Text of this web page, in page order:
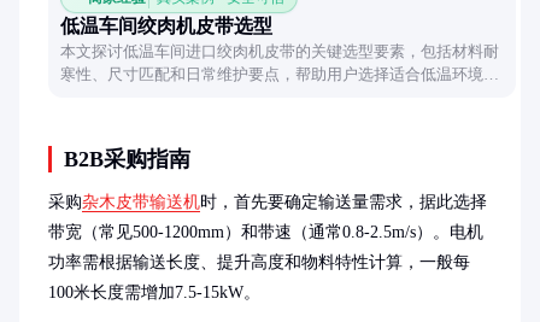
低温车间绞肉机皮带选型
本文探讨低温车间进口绞肉机皮带的关键选型要素，包括材料耐
寒性、尺寸匹配和日常维护要点，帮助用户选择适合低温环境的
B2B采购指南
采购杂木皮带输送机时，首先要确定输送量需求，据此选择
带宽（常见500-1200mm）和带速（通常0.8-2.5m/s）。电机
功率需根据输送长度、提升高度和物料特性计算，一般每
100米长度需增加7.5-15kW。